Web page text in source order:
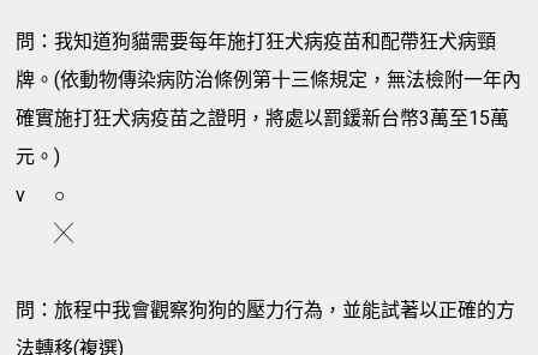
問：我知道狗貓需要每年施打狂犬病疫苗和配帶狂犬病頸
牌。(依動物傳染病防治條例第十三條規定，無法檢附一年內
確實施打狂犬病疫苗之證明，將處以罰鍰新台幣3萬至15萬
元。)
v
○
╳
問：旅程中我會觀察狗狗的壓力行為，並能試著以正確的方
法轉移(複選)